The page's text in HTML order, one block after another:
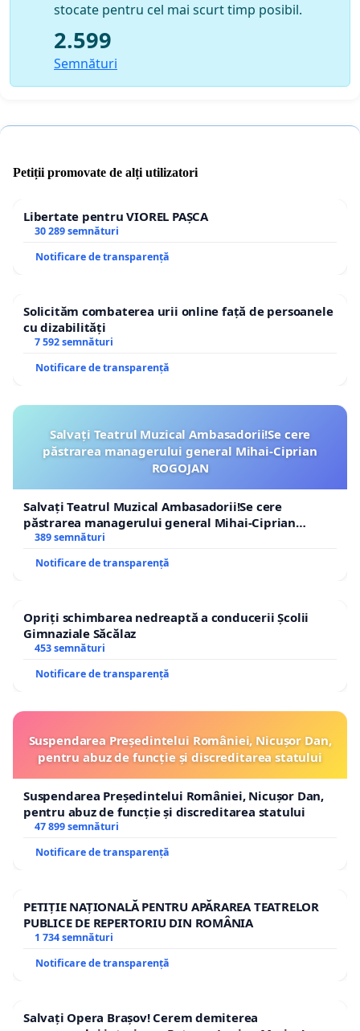
stocate pentru cel mai scurt timp posibil.
2.599
Semnături
Petiții promovate de alți utilizatori
Libertate pentru VIOREL PAȘCA
30 289 semnături
Notificare de transparență
Solicităm combaterea urii online față de persoanele
cu dizabilități
7 592 semnături
Notificare de transparență
Salvați Teatrul Muzical Ambasadorii!Se cere
păstrarea managerului general Mihai-Ciprian
ROGOJAN
Salvați Teatrul Muzical Ambasadorii!Se cere
păstrarea managerului general Mihai-Ciprian
ROGOJAN
389 semnături
Notificare de transparență
Opriți schimbarea nedreaptă a conducerii Școlii
Gimnaziale Săcălaz
453 semnături
Notificare de transparență
Suspendarea Președintelui României, Nicușor Dan,
pentru abuz de funcție și discreditarea statului
Suspendarea Președintelui României, Nicușor Dan,
pentru abuz de funcție și discreditarea statului
47 899 semnături
Notificare de transparență
PETIȚIE NAȚIONALĂ PENTRU APĂRAREA TEATRELOR
PUBLICE DE REPERTORIU DIN ROMÂNIA
1 734 semnături
Notificare de transparență
Salvați Opera Brașov! Cerem demiterea